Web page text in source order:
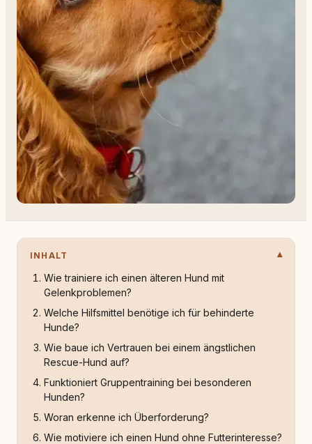
INHALT
Wie trainiere ich einen älteren Hund mit
Gelenkproblemen?
Welche Hilfsmittel benötige ich für behinderte
Hunde?
Wie baue ich Vertrauen bei einem ängstlichen
Rescue-Hund auf?
Funktioniert Gruppentraining bei besonderen
Hunden?
Woran erkenne ich Überforderung?
Wie motiviere ich einen Hund ohne Futterinteresse?